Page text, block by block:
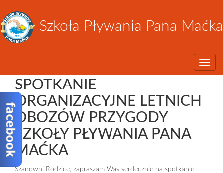
Szkoła Pływania Pana Maćka
SPOTKANIE
ORGANIZACYJNE LETNICH
OBOZÓW PRZYGODY
SZKOŁY PŁYWANIA PANA
MAĆKA
Szanowni Rodzice, zapraszam Was serdecznie na spotkanie